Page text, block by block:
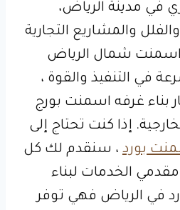
في مدينة الرياض،
والمشاريع التجارية
شمال الرياض
في التنفيذ والقوة ،
بناء غرفه اسمنت بورج
إذا كنت تحتاج إلى
بورد ، سنقدم لك كل
الخدمات لبناء
في الرياض فهي توفر